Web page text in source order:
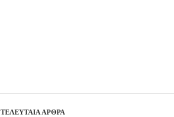
ΤΕΛΕΥΤΑΙΑ ΆΡΘΡΑ